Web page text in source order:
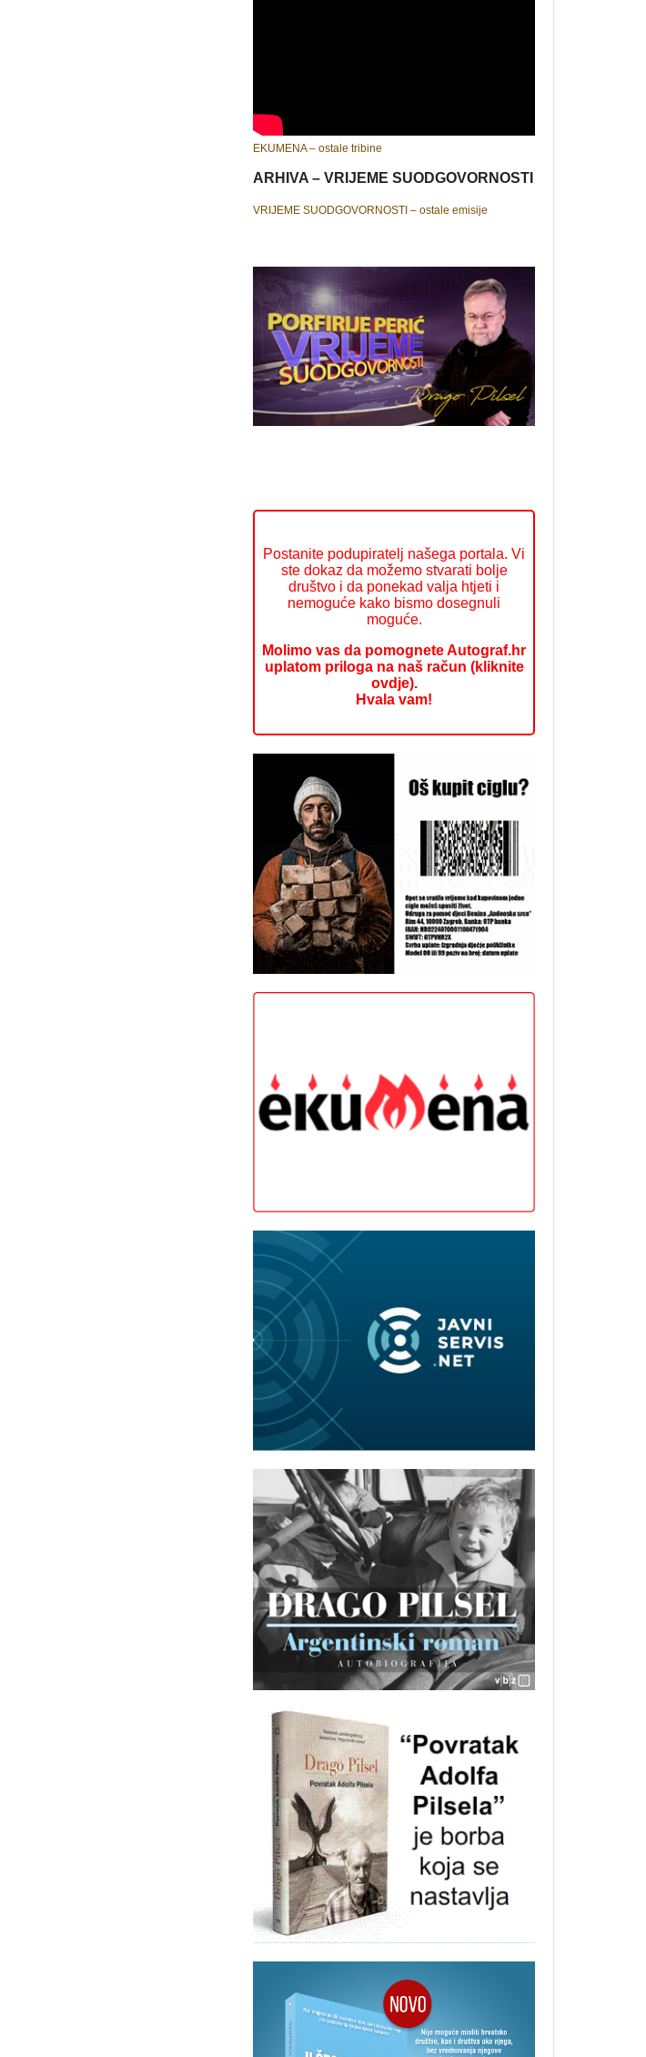
EKUMENA – ostale tribine
ARHIVA – VRIJEME SUODGOVORNOSTI
VRIJEME SUODGOVORNOSTI – ostale emisije
Postanite podupiratelj našega portala. Vi
ste dokaz da možemo stvarati bolje
društvo i da ponekad valja htjeti i
nemoguće kako bismo dosegnuli
moguće.
Molimo vas da pomognete Autograf.hr
uplatom priloga na naš račun (kliknite
ovdje).
Hvala vam!